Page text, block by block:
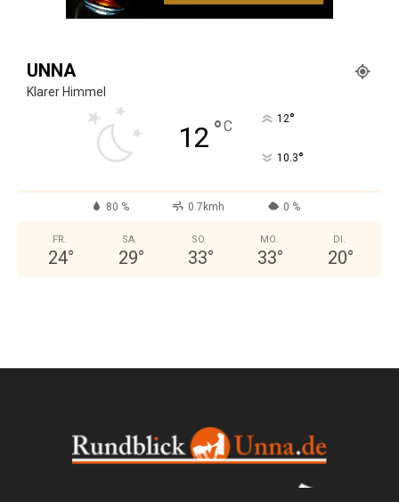
UNNA
Klarer Himmel
12 °C 12°
10.3°
80 % 0.7kmh 0 %
FR.
24°
SA.
29°
SO.
33°
MO.
33°
DI.
20°